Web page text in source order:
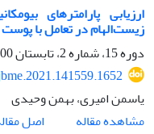
ارزیابی پارامترهای
زیست‌الهام در تعامل با
دوره 15، شماره 2، تابستان 1400، صفحه
یاسمن امیری، بهمن وحیدی
مشاهده مقاله
اصل